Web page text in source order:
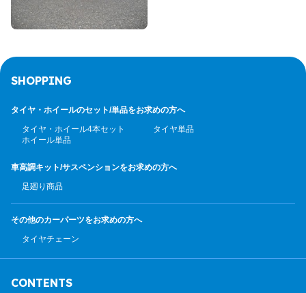
SHOPPING
タイヤ・ホイールのセット/単品をお求めの方へ
タイヤ・ホイール4本セット
タイヤ単品
ホイール単品
車高調キット/サスペンションをお求めの方へ
足廻り商品
その他のカーパーツをお求めの方へ
タイヤチェーン
CONTENTS